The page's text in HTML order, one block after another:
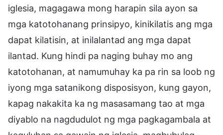
iglesia, magagawa mong harapin sila ayon sa
mga katotohanang prinsipyo, kinikilatis ang mga
dapat kilatisin, at inilalantad ang mga dapat
ilantad. Kung hindi pa naging buhay mo ang
katotohanan, at namumuhay ka pa rin sa loob ng
iyong mga satanikong disposisyon, kung gayon,
kapag nakakita ka ng masasamang tao at mga
diyablo na nagdudulot ng mga pagkagambala at